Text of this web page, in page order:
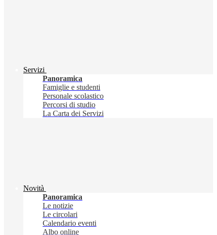
Servizi
Panoramica
Famiglie e studenti
Personale scolastico
Percorsi di studio
La Carta dei Servizi
Novità
Panoramica
Le notizie
Le circolari
Calendario eventi
Albo online